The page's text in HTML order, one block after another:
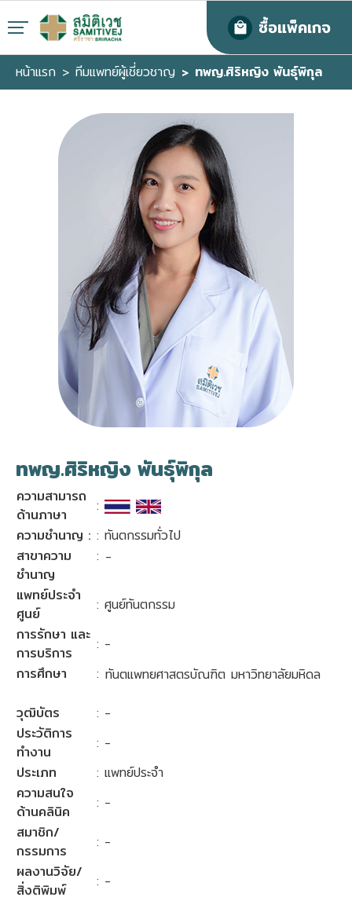
ซื้อแพ็คเกจ
หน้าแรก ทีมแพทย์ผู้เชี่ยวชาญ ทพญ.ศิริหญิง พันธุ์พิกุล
ทพญ.ศิริหญิง พันธุ์พิกุล
ความสามารถ
ด้านภาษา
:
ความชำนาญ : : ทันตกรรมทั่วไป
สาขาความ
ชำนาญ
: -
แพทย์ประจำ
ศูนย์
: ศูนย์ทันตกรรม
การรักษา และ
การบริการ
: -
การศึกษา
: ทันตแพทยศาสตรบัณฑิต มหาวิทยาลัยมหิดล
วุฒิบัตร
: -
ประวัติการ
ทำงาน
: -
ประเภท
: แพทย์ประจำ
ความสนใจ
ด้านคลินิค
: -
สมาชิก/
กรรมการ
: -
ผลงานวิจัย/
สิ่งติพิมพ์
: -